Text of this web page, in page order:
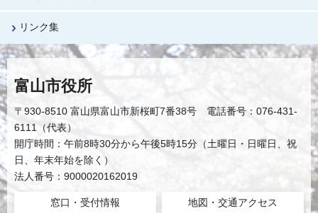
リンク集
富山市役所
〒930-8510 富山県富山市新桜町7番38号 電話番号：076-431-
6111（代表）
開庁時間：午前8時30分から午後5時15分（土曜日・日曜日、祝
日、年末年始を除く）
法人番号：9000020162019
窓口・受付情報 地図・交通アクセス